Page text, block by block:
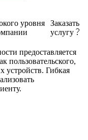
уровня
Заказать
услугу
предоставляется
пользовательского,
Гибкая